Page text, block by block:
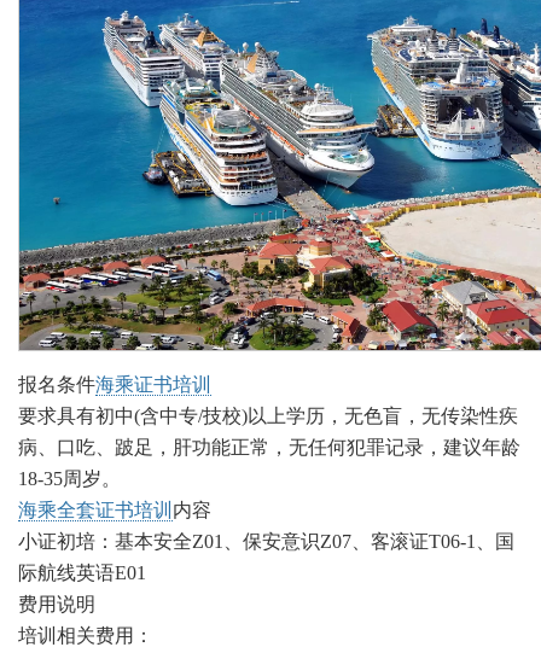
报名条件海乘证书培训
要求具有初中(含中专/技校)以上学历，无色盲，无传染性疾
病、口吃、跛足，肝功能正常，无任何犯罪记录，建议年龄
18-35周岁。
海乘全套证书培训 内容
小证初培：基本安全Z01、保安意识Z07、客滚证T06-1、
国
际航线英语E01
费用说明
培训相关费用：